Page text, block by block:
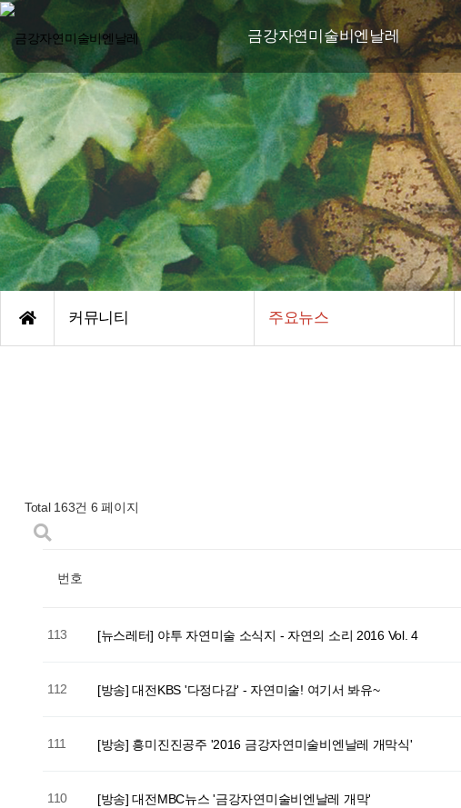
금강자연미술비엔날레
비엔날레 소개
비엔날레 연혁
한국자연미술가협회-야투
조직도
엠블렘/후원기관
오시는 길
커뮤니티 주요뉴스
Total 163건 6 페이지
번호
113 [뉴스레터] 야투 자연미술 소식지 - 자연의 소리 2016 Vol. 4
112 [방송] 대전KBS '다정다감' - 자연미술! 여기서 봐유~
111 [방송] 흥미진진공주 '2016 금강자연미술비엔날레 개막식'
110 [방송] 대전MBC뉴스 '금강자연미술비엔날레 개막'